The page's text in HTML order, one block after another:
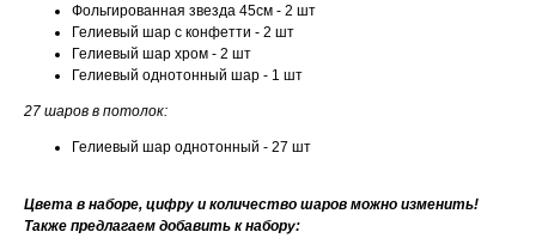
Фольгированная звезда 45см - 2 шт
Гелиевый шар с конфетти - 2 шт
Гелиевый шар хром - 2 шт
Гелиевый однотонный шар - 1 шт
27 шаров в потолок:
Гелиевый шар однотонный - 27 шт
Цвета в наборе, цифру и количество шаров можно изменить!
Также предлагаем добавить к набору: